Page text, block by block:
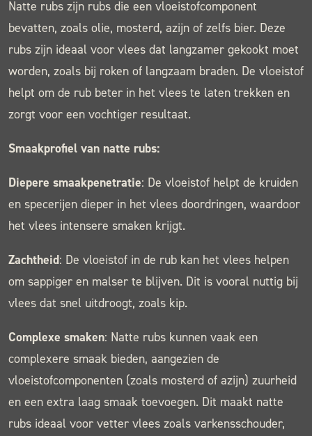
Natte rubs zijn rubs die een vloeistofcomponent
bevatten, zoals olie, mosterd, azijn of zelfs bier. Deze
rubs zijn ideaal voor vlees dat langzamer gekookt moet
worden, zoals bij roken of langzaam braden. De vloeistof
helpt om de rub beter in het vlees te laten trekken en
zorgt voor een vochtiger resultaat.
Smaakprofiel van natte rubs:
Diepere smaakpenetratie: De vloeistof helpt de kruiden
en specerijen dieper in het vlees doordringen, waardoor
het vlees intensere smaken krijgt.
Zachtheid: De vloeistof in de rub kan het vlees helpen
om sappiger en malser te blijven. Dit is vooral nuttig bij
vlees dat snel uitdroogt, zoals kip.
Complexe smaken: Natte rubs kunnen vaak een
complexere smaak bieden, aangezien de
vloeistofcomponenten (zoals mosterd of azijn) zuurheid
en een extra laag smaak toevoegen. Dit maakt natte
rubs ideaal voor vetter vlees zoals varkensschouder,